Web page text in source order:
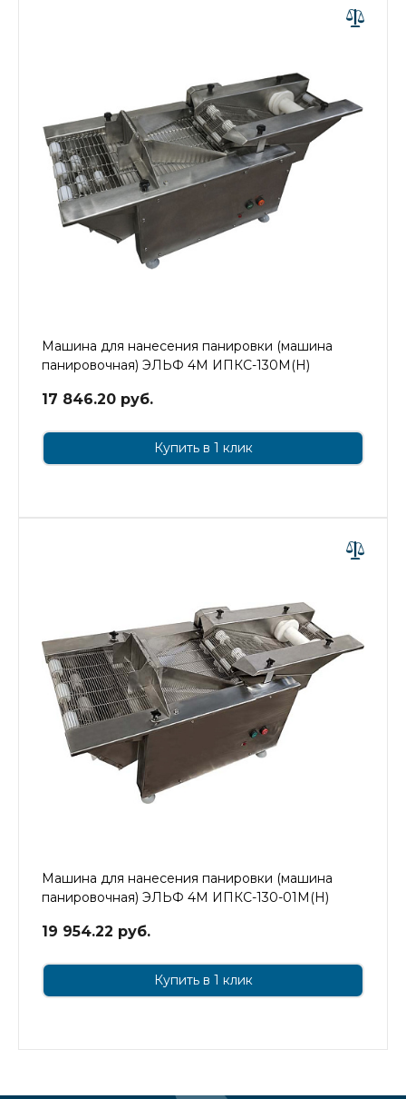
Машина для нанесения панировки (машина
панировочная) ЭЛЬФ 4М ИПКС-130М(Н)
17 846.20 руб.
Купить в 1 клик
Машина для нанесения панировки (машина
панировочная) ЭЛЬФ 4М ИПКС-130-01М(Н)
19 954.22 руб.
Купить в 1 клик